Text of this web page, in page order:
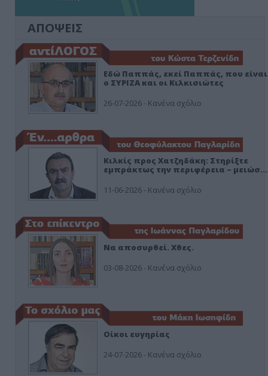
ΑΠΟΨΕΙΣ
Εδώ Παππάς, εκεί Παππάς, που είναι
ο ΣΥΡΙΖΑ και οι Κιλκισιώτες
26-07-2026 - Κανένα σχόλιο
Κιλκίς προς Χατζηδάκη: Στηρίξτε
εμπράκτως την περιφέρεια – μειώσ…
11-06-2026 - Κανένα σχόλιο
Να αποσυρθεί. Χθες.
03-08-2026 - Κανένα σχόλιο
Οίκοι ευγηρίας
24-07-2026 - Κανένα σχόλιο